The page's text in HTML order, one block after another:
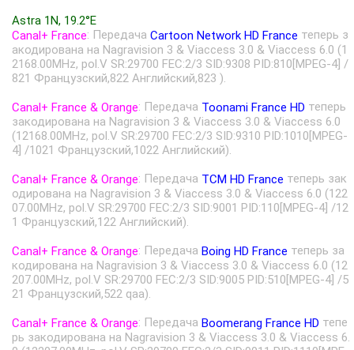
Astra 1N, 19.2°E
Canal+ France: Передача Cartoon Network HD France теперь з
акодирована на Nagravision 3 & Viaccess 3.0 & Viaccess 6.0 (1
2168.00MHz, pol.V SR:29700 FEC:2/3 SID:9308 PID:810[MPEG-4] /
821 Французский,822 Английский,823 ).
Canal+ France & Orange: Передача Toonami France HD теперь
закодирована на Nagravision 3 & Viaccess 3.0 & Viaccess 6.0
(12168.00MHz, pol.V SR:29700 FEC:2/3 SID:9310 PID:1010[MPEG-
4] /1021 Французский,1022 Английский).
Canal+ France & Orange: Передача TCM HD France теперь зак
одирована на Nagravision 3 & Viaccess 3.0 & Viaccess 6.0 (122
07.00MHz, pol.V SR:29700 FEC:2/3 SID:9001 PID:110[MPEG-4] /12
1 Французский,122 Английский).
Canal+ France & Orange: Передача Boing HD France теперь за
кодирована на Nagravision 3 & Viaccess 3.0 & Viaccess 6.0 (12
207.00MHz, pol.V SR:29700 FEC:2/3 SID:9005 PID:510[MPEG-4] /5
21 Французский,522 qaa).
Canal+ France & Orange: Передача Boomerang France HD тепе
рь закодирована на Nagravision 3 & Viaccess 3.0 & Viaccess 6.